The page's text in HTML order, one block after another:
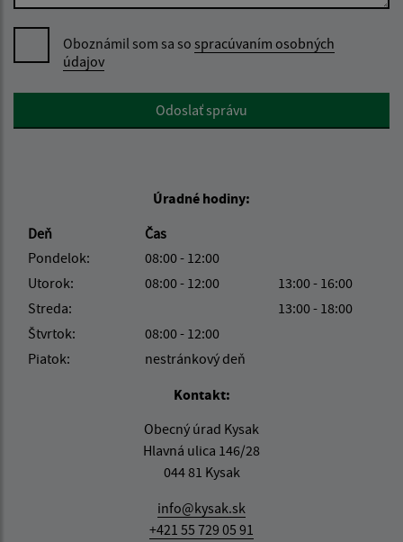
Oboznámil som sa so spracúvaním osobných
údajov
Google reCaptcha ResponseOdoslať správu
Úradné hodiny:
Deň
Čas
Pondelok:
08:00 - 12:00
Utorok:
08:00 - 12:00
13:00 - 16:00
Streda:
13:00 - 18:00
Štvrtok:
08:00 - 12:00
Piatok:
nestránkový deň
Kontakt:
Obecný úrad Kysak
Hlavná ulica 146/28
044 81 Kysak
info@kysak.sk
+421 55 729 05 91